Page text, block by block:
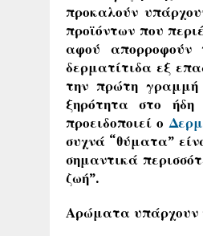
προκαλούν
προϊόντων που
αφού απορροφούν
δερματίτιδα εξ
την πρώτη γραμμή
ξηρότητα στο ήδη
προειδοποιεί ο
συχνά “θύματα”
σημαντικά
ζωή”.
Αρώματα